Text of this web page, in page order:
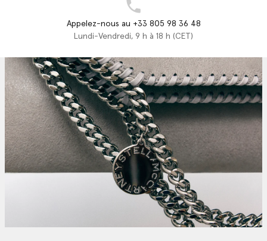
Appelez-nous au +33 805 98 36 48
Lundi-Vendredi, 9 h à 18 h (CET)